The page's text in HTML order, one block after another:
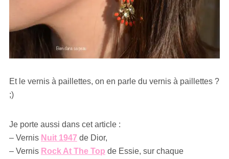
Et le vernis à paillettes, on en parle du vernis à paillettes ?
;)
Je porte aussi dans cet article :
– Vernis Nuit 1947 de Dior,
– Vernis Rock At The Top de Essie, sur chaque